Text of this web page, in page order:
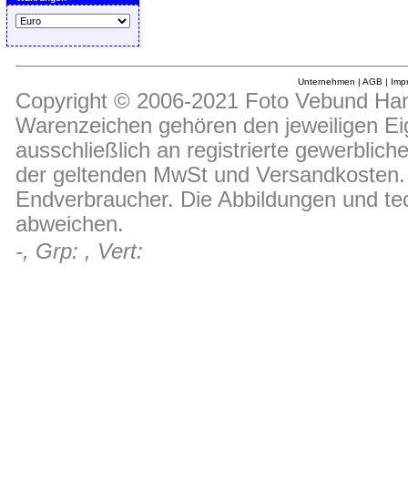
Unternehmen | AGB |
Copyright © 2006-2021 Foto Vebund
Warenzeichen gehören den jeweiligen
ausschließlich an registrierte
der geltenden MwSt und
Endverbraucher. Die Abbildungen und
abweichen.
-, Grp: , Vert: